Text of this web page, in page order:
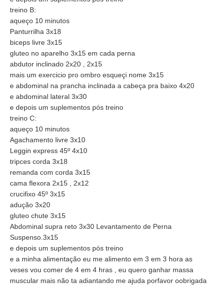
treino B:
aqueço 10 minutos
Panturrilha 3x18
biceps livre 3x15
gluteo no aparelho 3x15 em cada perna
abdutor inclinado 2x20 , 2x15
mais um exercicio pro ombro esqueçi nome 3x15
e abdominal na prancha inclinada a cabeça pra baixo 4x20
e abdominal lateral 3x30
e depois um suplementos pós treino
treino C:
aqueço 10 minutos
Agachamento livre 3x10
Leggin express 45º 4x10
tripces corda 3x18
remanda com corda 3x15
cama flexora 2x15 , 2x12
crucifixo 45º 3x15
adução 3x20
gluteo chute 3x15
Abdominal supra reto 3x30 Levantamento de Perna
Suspenso.3x15
e depois um suplementos pós treino
e a minha alimentação eu me alimento em 3 em 3 hora as
veses vou comer de 4 em 4 hras , eu quero ganhar massa
muscular mais não ta adiantando me ajuda porfavor oobrigada